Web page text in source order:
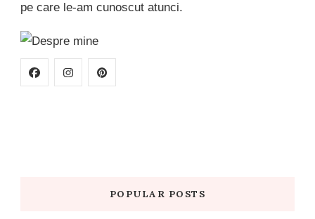
pe care le-am cunoscut atunci.
POPULAR POSTS